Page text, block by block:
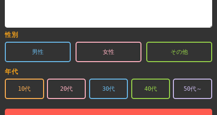
性別
男性 女性 その他
年代
10代 20代 30代 40代 50代～